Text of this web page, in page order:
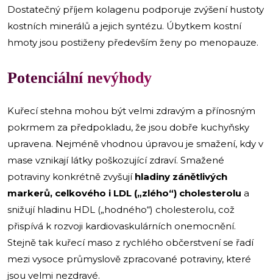
Dostatečný příjem kolagenu podporuje zvýšení hustoty
kostních minerálů a jejich syntézu. Úbytkem kostní
hmoty jsou postiženy především ženy po menopauze.
Potenciální nevýhody
Kuřecí stehna mohou být velmi zdravým a přínosným
pokrmem za předpokladu, že jsou dobře kuchyňsky
upravena. Nejméně vhodnou úpravou je smažení, kdy v
mase vznikají látky poškozující zdraví. Smažené
potraviny konkrétně zvyšují hladiny zánětlivých
markerů, celkového i LDL („zlého“) cholesterolu a
snižují hladinu HDL („hodného“) cholesterolu, což
přispívá k rozvoji kardiovaskulárních onemocnění.
Stejně tak kuřecí maso z rychlého občerstvení se řadí
mezi vysoce průmyslově zpracované potraviny, které
jsou velmi nezdravé.